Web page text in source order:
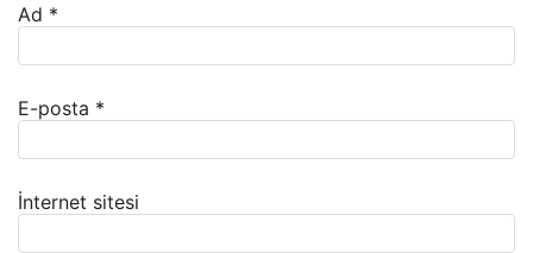
Ad *
E-posta *
İnternet sitesi